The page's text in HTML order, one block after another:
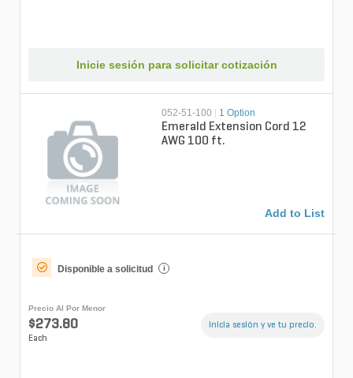
Inicie sesión para solicitar cotización
052-51-100 | 1 Option
Emerald Extension Cord 12
AWG 100 ft.
Add to List
Disponible a solicitud i
Precio Al Por Menor
$273.80
Each
Inicia sesión y ve tu precio.